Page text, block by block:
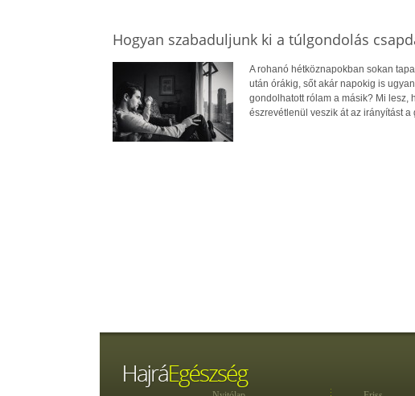
Hogyan szabaduljunk ki a túlgondolás
A rohanó hétköznapokban sokan
után órákig, sőt akár napokig is
gondolhatott rólam a másik? Mi lesz,
észrevétlenül veszik át az irányítást a